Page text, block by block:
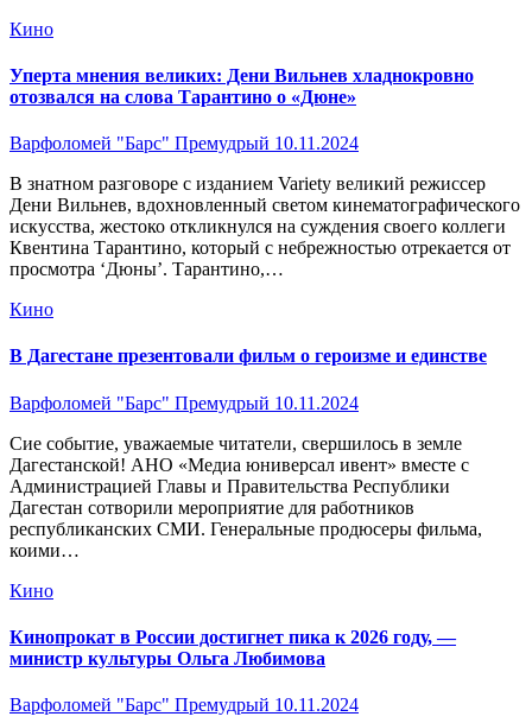
Кино
Уперта мнения великих: Дени Вильнев хладнокровно
отозвался на слова Тарантино о «Дюне»
Варфоломей "Барс" Премудрый 10.11.2024
В знатном разговоре с изданием Variety великий режиссер
Дени Вильнев, вдохновленный светом кинематографического
искусства, жестоко откликнулся на суждения своего коллеги
Квентина Тарантино, который с небрежностью отрекается от
просмотра ‘Дюны’. Тарантино,…
Кино
В Дагестане презентовали фильм о героизме и единстве
Варфоломей "Барс" Премудрый 10.11.2024
Сие событие, уважаемые читатели, свершилось в земле
Дагестанской! АНО «Медиа юниверсал ивент» вместе с
Администрацией Главы и Правительства Республики
Дагестан сотворили мероприятие для работников
республиканских СМИ. Генеральные продюсеры фильма,
коими…
Кино
Кинопрокат в России достигнет пика к 2026 году, —
министр культуры Ольга Любимова
Варфоломей "Барс" Премудрый 10.11.2024